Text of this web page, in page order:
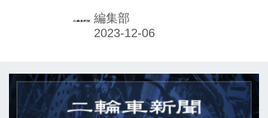
29日（水）に発売した。
編集部